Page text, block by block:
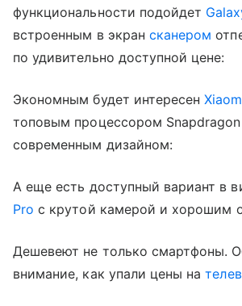
функциональности подойдет
встроенным в экран сканером
по удивительно доступной цене:
Экономным будет интересен
топовым процессором
современным дизайном:
А еще есть доступный вариант в
Pro с крутой камерой и хорошим
Дешевеют не только смартфоны.
внимание, как упали цены на